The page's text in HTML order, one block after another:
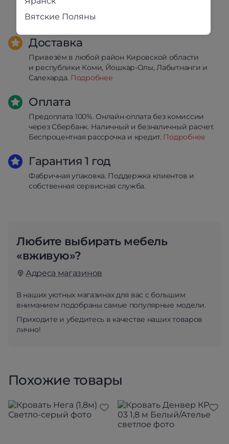
Доставка
Привезём в любой район Кировской области
и республики Коми, Йошкар-Олы, Лабытнанги и
Салехарда. Подробнее
Оплата
Предоплата 100%. Онлайн-оплата без комиссии
через Сбербанк. Наличный и безналичный расчет.
Беспроцентная рассрочка и кредит. Подробнее
Гарантия 1 год
Фабричная упаковка. Поддержка клиентов и
собственная сервисная служба.
Любите выбирать мебель
«вживую»?
Адреса магазинов
В наших уютных магазинах для вас с большим
вниманием подобраны самые популярные модели.
Приходите и убедитесь в качестве наших товаров
лично!
Похожие товары
Вятские Поляны